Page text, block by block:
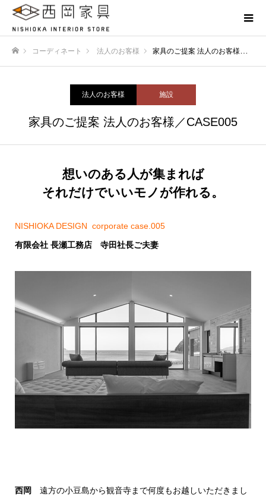
コーディネート 法人のお客様 家具のご提案 法人のお客様／CASE005
法人のお客様 施設
家具のご提案 法人のお客様／CASE005
想いのある人が集まれば
それだけでいいモノが作れる。
NISHIOKA DESIGN corporate case.005
有限会社 長瀬工務店 寺田社長ご夫妻
西岡
遠方の小豆島から観音寺まで何度もお越しいただきまし